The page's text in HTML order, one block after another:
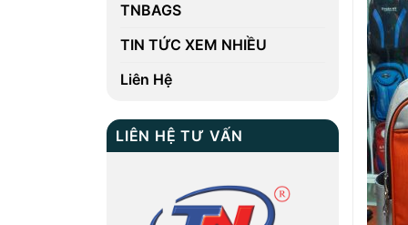
TNBAGS
TIN TỨC XEM NHIỀU
Liên Hệ
LIÊN HỆ TƯ VẤN